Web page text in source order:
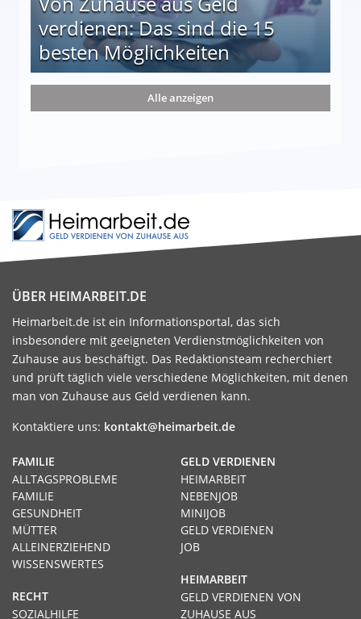
verdienen: Das sind die 15
besten Möglichkeiten
die 15 besten Möglichkeiten
Alle anzeigen
ÜBER HEIMARBEIT.DE
Heimarbeit.de ist ein Informationsportal, das sich
insbesondere mit geeigneten Verdienstmöglichkeiten von
Zuhause aus beschäftigt. Das Redaktionsteam recherchiert
und prüft täglich viele verschiedene Möglichkeiten, mit denen
man von Zuhause aus Geld verdienen kann.
Kontaktiere uns: kontakt@heimarbeit.de
GELD VERDIENEN
HEIMARBEIT
NEBENJOB
MINIJOB
GELD VERDIENEN
JOB
HEIMARBEIT
GELD VERDIENEN VON
ZUHAUSE AUS
FAMILIE
ALLTAGSPROBLEME
FAMILIE
GESUNDHEIT
MÜTTER
ALLEINERZIEHEND
WISSENSWERTES
RECHT
SOZIALHILFE